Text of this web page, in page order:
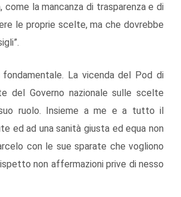
la mancanza di trasparenza e di
le proprie scelte, ma che dovrebbe
La vicenda del Pod di
del Governo nazionale sulle scelte
ruolo. Insieme a me e a tutto il
ed ad una sanità giusta ed equa non
con le sue sparate che vogliono
non affermazioni prive di nesso